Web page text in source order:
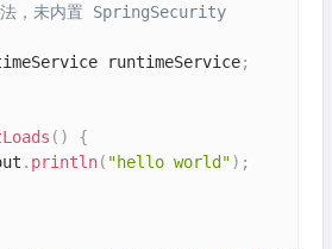
，未内置 SpringSecurity
runtimeService;
( )
{
. println( "hello world") ;